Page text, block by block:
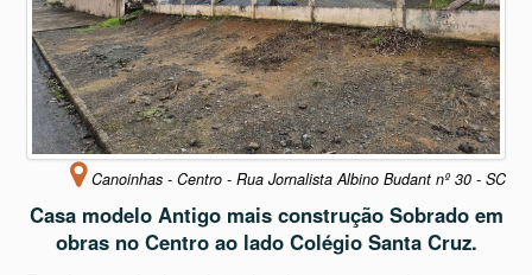
Canoinhas - Centro - Rua Jornalista Albino Budant nº 30 - SC
Casa modelo Antigo mais construção Sobrado em
obras no Centro ao lado Colégio Santa Cruz.